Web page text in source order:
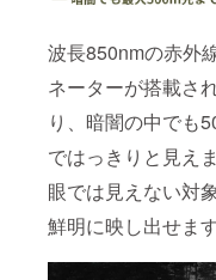
波長850nmの赤外
ネーターが搭載さ
り、暗闇の中でも
ではっきりと見え
眼では見えない対
鮮明に映し出せます